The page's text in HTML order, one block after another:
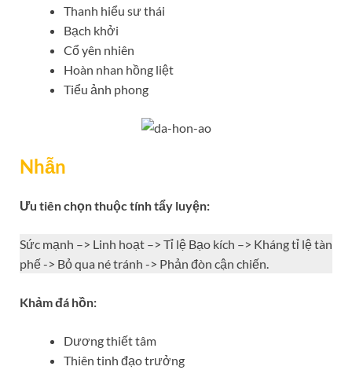
Thanh hiểu sư thái
Bạch khởi
Cổ yên nhiên
Hoàn nhan hồng liệt
Tiểu ảnh phong
Nhẫn
Ưu tiên chọn thuộc tính tẩy luyện:
Sức mạnh –> Linh hoạt –> Tỉ lệ Bạo kích –> Kháng tỉ lệ tàn
phế -> Bỏ qua né tránh -> Phản đòn cận chiến.
Khảm đá hồn:
Dương thiết tâm
Thiên tinh đạo trưởng